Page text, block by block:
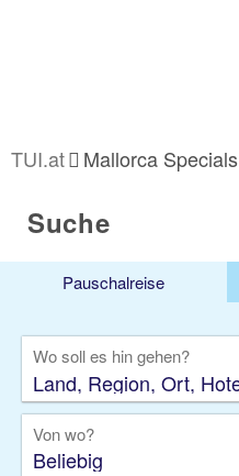
TUI.at Mallorca Specials
Suche
Pauschalreise
Rundreise
Kreuzfahrt
Gruppenreise
Camper
Wo soll es hin gehen?
Von wo?
Beliebig